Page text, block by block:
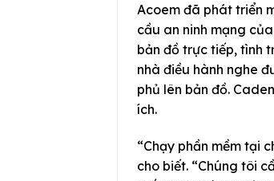
Acoem đã phát triển
cầu an ninh mạng
bản đồ trực tiếp, tình
nhà điều hành nghe
phủ lên bản đồ.
ích.
“Chạy phần mềm tại
cho biết. “Chúng tôi